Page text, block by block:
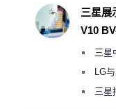
三星展
V10
三星
月销售
LG
偷偷共
三星